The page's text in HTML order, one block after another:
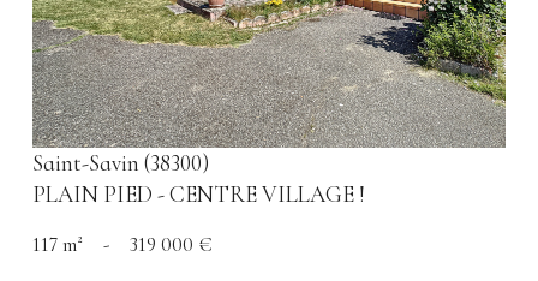
Saint-Savin (38300)
PLAIN PIED - CENTRE VILLAGE !
117 m² - 319 000 €